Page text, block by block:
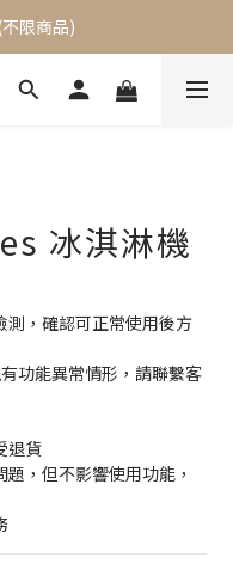
元購物金
限商品)
元購物金
冰淇淋機
測，確認可正常使用後方
功能異常情形，請聯繫客
退貨
，但不影響使用功能，